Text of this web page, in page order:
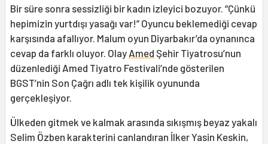
Bir süre sonra sessizliği bir kadın izleyici bozuyor. “Çünkü
hepimizin yurtdışı yasağı var!” Oyuncu beklemediği cevap
karşısında afallıyor. Malum oyun Diyarbakır’da oynanınca
cevap da farklı oluyor. Olay Amed Şehir Tiyatrosu’nun
düzenlediği Amed Tiyatro Festivali’nde gösterilen
BGST’nin Son Çağrı adlı tek kişilik oyununda
gerçekleşiyor.
Ülkeden gitmek ve kalmak arasında sıkışmış beyaz yakalı
Selim Özben karakterini canlandıran İlker Yasin Keskin,